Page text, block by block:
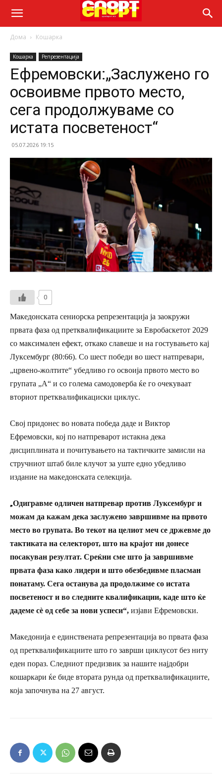
Дома Кошарка
Кошарка Репрезентација
Ефремовски:„Заслужено го
освоивме првото место,
сега продолжуваме со
истата посветеност“
05.07.2026 19:15
0
Македонската сениорска репрезентација ја заокружи
првата фаза од претквалификациите за Евробаскетот 2029
со максимален ефект, откако славеше и на гостувањето кај
Луксембург (80:66). Со шест победи во шест натпревари,
„црвено-жолтите“ убедливо го освоија првото место во
групата „А“ и со голема самодоверба ќе го очекуваат
вториот претквалификациски циклус.
Свој придонес во новата победа даде и Виктор
Ефремовски, кој по натпреварот истакна дека
дисциплината и почитувањето на тактичките замисли на
стручниот штаб биле клучот за уште едно убедливо
издание на македонската селекција.
„Одигравме одличен натпревар против Луксембург и
можам да кажам дека заслужено завршивме на првото
место во групата. Во текот на целиот меч се држевме до
тактиката на селекторот, што на крајот ни донесе
посакуван резултат. Среќни сме што ја завршивме
првата фаза како лидери и што обезбедивме пласман
понатаму. Сега останува да продолжиме со истата
посветеност и во следните квалификации, каде што ќе
дадеме сè од себе за нови успеси“, изјави Ефремовски.
Македонија е единствената репрезентација во првата фаза
од претквалификациите што го заврши циклусот без ниту
еден пораз. Следниот предизвик за нашите најдобри
кошаркари ќе биде втората рунда од претквалификациите,
која започнува на 27 август.